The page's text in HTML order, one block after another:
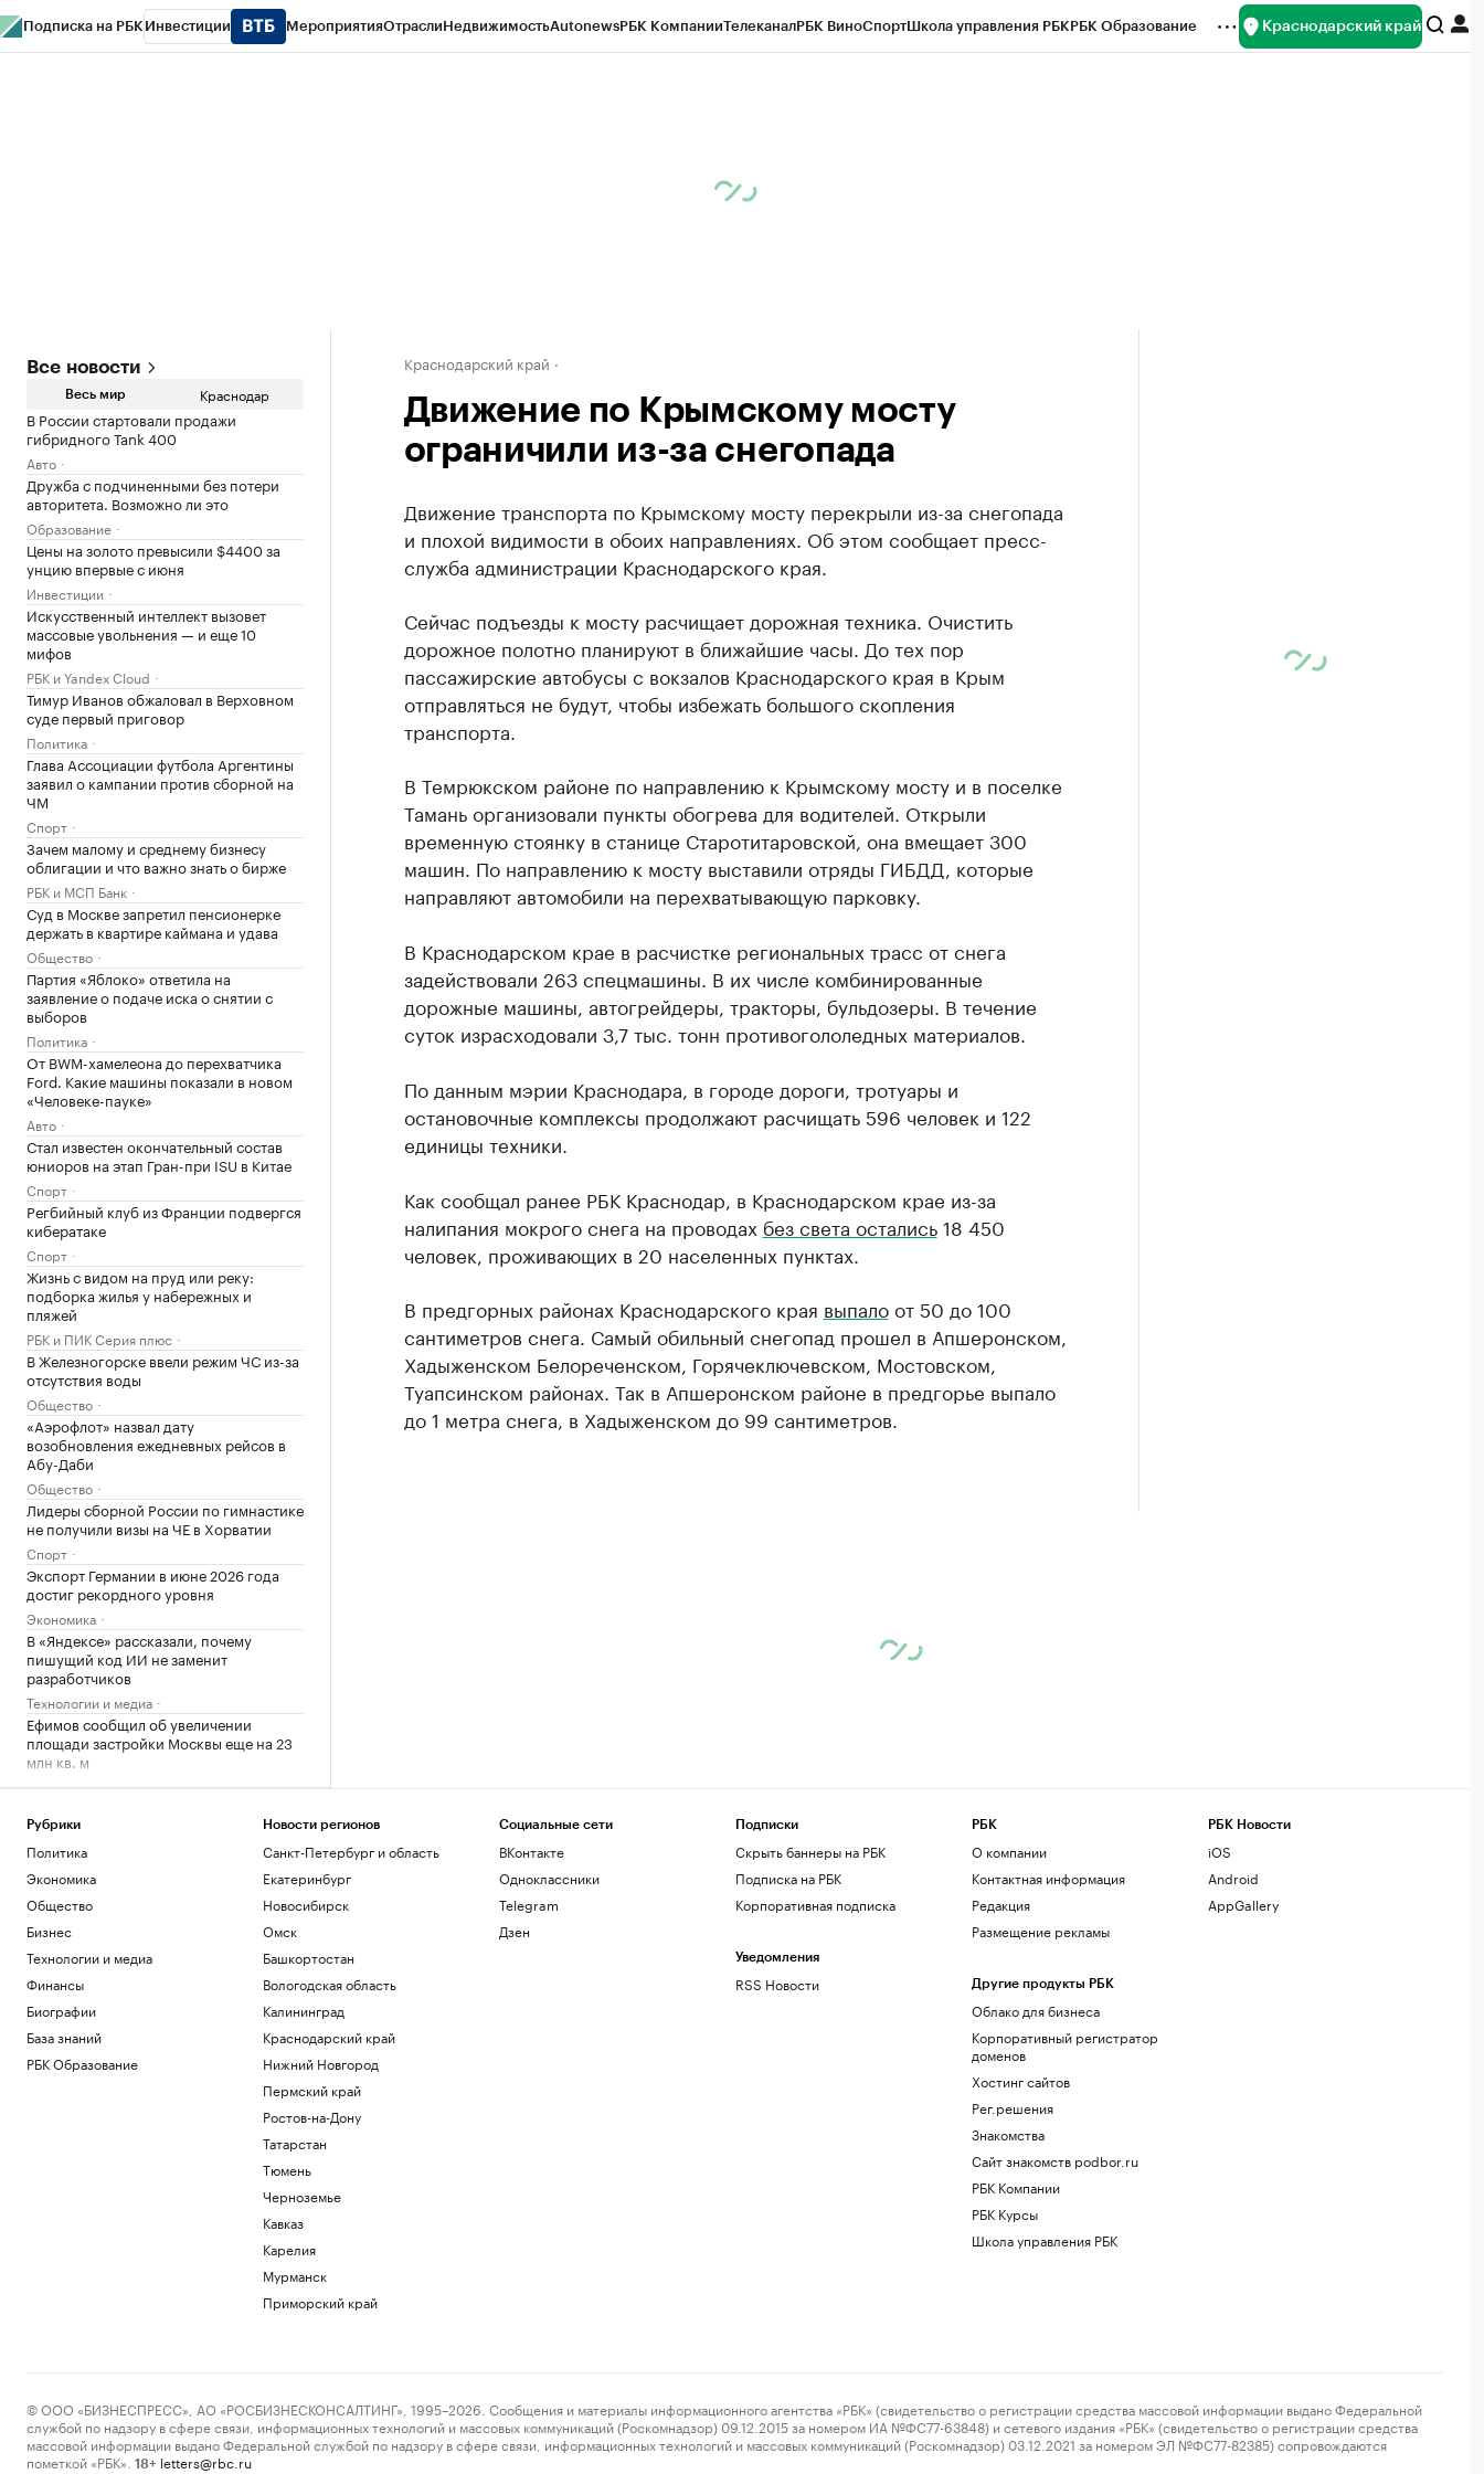
Подписка на РБК Инвестиции МероприятияОтраслиНедвижимостьAutonewsРБК КомпанииТелеканалРБК ВиноСпортШкола управления РБКРБК Образование Краснодарский край
Все новости
Весь мир Краснодар
В России стартовали продажи
гибридного Tank 400
Авто
Дружба с подчиненными без потери
авторитета. Возможно ли это
Образование
Цены на золото превысили $4400 за
унцию впервые с июня
Инвестиции
Искусственный интеллект вызовет
массовые увольнения — и еще 10
мифов
РБК и Yandex Cloud
Тимур Иванов обжаловал в Верховном
суде первый приговор
Политика
Глава Ассоциации футбола Аргентины
заявил о кампании против сборной на
ЧМ
Спорт
Зачем малому и среднему бизнесу
облигации и что важно знать о бирже
РБК и МСП Банк
Суд в Москве запретил пенсионерке
держать в квартире каймана и удава
Общество
Партия «Яблоко» ответила на
заявление о подаче иска о снятии с
выборов
Политика
От BWM-хамелеона до перехватчика
Ford. Какие машины показали в новом
«Человеке-пауке»
Авто
Стал известен окончательный состав
юниоров на этап Гран-при ISU в Китае
Спорт
Регбийный клуб из Франции подвергся
кибератаке
Спорт
Жизнь с видом на пруд или реку:
подборка жилья у набережных и
пляжей
РБК и ПИК Серия плюс
В Железногорске ввели режим ЧС из-за
отсутствия воды
Общество
«Аэрофлот» назвал дату
возобновления ежедневных рейсов в
Абу-Даби
Общество
Лидеры сборной России по гимнастике
не получили визы на ЧЕ в Хорватии
Спорт
Экспорт Германии в июне 2026 года
достиг рекордного уровня
Экономика
В «Яндексе» рассказали, почему
пишущий код ИИ не заменит
разработчиков
Технологии и медиа
Ефимов сообщил об увеличении
площади застройки Москвы еще на 23
млн кв. м
Экономика
к четырем годам условно
Общество
Краснодарский край
Движение по Крымскому мосту
ограничили из-за снегопада
Движение транспорта по Крымскому мосту перекрыли из-за снегопада
и плохой видимости в обоих направлениях. Об этом сообщает пресс-
служба администрации Краснодарского края.
Сейчас подъезды к мосту расчищает дорожная техника. Очистить
дорожное полотно планируют в ближайшие часы. До тех пор
пассажирские автобусы с вокзалов Краснодарского края в Крым
отправляться не будут, чтобы избежать большого скопления
транспорта.
В Темрюкском районе по направлению к Крымскому мосту и в поселке
Тамань организовали пункты обогрева для водителей. Открыли
временную стоянку в станице Старотитаровской, она вмещает 300
машин. По направлению к мосту выставили отряды ГИБДД, которые
направляют автомобили на перехватывающую парковку.
В Краснодарском крае в расчистке региональных трасс от снега
задействовали 263 спецмашины. В их числе комбинированные
дорожные машины, автогрейдеры, тракторы, бульдозеры. В течение
суток израсходовали 3,7 тыс. тонн противогололедных материалов.
По данным мэрии Краснодара, в городе дороги, тротуары и
остановочные комплексы продолжают расчищать 596 человек и 122
единицы техники.
Как сообщал ранее РБК Краснодар, в Краснодарском крае из-за
налипания мокрого снега на проводах без света остались18 450
человек, проживающих в 20 населенных пунктах.
В предгорных районах Краснодарского края выпалоот 50 до 100
сантиметров снега. Самый обильный снегопад прошел в Апшеронском,
Хадыженском Белореченском, Горячеключевском, Мостовском,
Туапсинском районах. Так в Апшеронском районе в предгорье выпало
до 1 метра снега, в Хадыженском до 99 сантиметров.
Рубрики
Политика
Экономика
Общество
Бизнес
Технологии и медиа
Финансы
Биографии
База знаний
РБК Образование
Новости регионов
Санкт-Петербург и область
Екатеринбург
Новосибирск
Омск
Башкортостан
Вологодская область
Калининград
Краснодарский край
Нижний Новгород
Пермский край
Ростов-на-Дону
Татарстан
Тюмень
Черноземье
Кавказ
Карелия
Мурманск
Приморский край
Социальные сети
ВКонтакте
Одноклассники
Telegram
Дзен
Подписки
Скрыть баннеры на РБК
Подписка на РБК
Корпоративная подписка
Уведомления
RSS Новости
РБК
О компании
Контактная информация
Редакция
Размещение рекламы
Другие продукты РБК
Облако для бизнеса
Корпоративный регистратор
доменов
Хостинг сайтов
Рег.решения
Знакомства
Сайт знакомств podbor.ru
РБК Компании
РБК Курсы
Школа управления РБК
РБК Новости
iOS
Android
AppGallery
© ООО «БИЗНЕСПРЕСС», АО «РОСБИЗНЕСКОНСАЛТИНГ», 1995–2026. Сообщения и материалы информационного агентства «РБК» (свидетельство о регистрации средства массовой информации выдано Федеральной
службой по надзору в сфере связи, информационных технологий и массовых коммуникаций (Роскомнадзор) 09.12.2015 за номером ИА №ФС77-63848) и сетевого издания «РБК» (свидетельство о регистрации средства
массовой информации выдано Федеральной службой по надзору в сфере связи, информационных технологий и массовых коммуникаций (Роскомнадзор) 03.12.2021 за номером ЭЛ №ФС77-82385) сопровождаются
пометкой «РБК».
18+ letters@rbc.ru